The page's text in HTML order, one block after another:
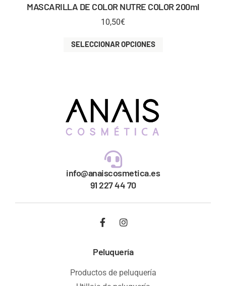
MASCARILLA DE COLOR NUTRE COLOR 200ml
10,50€
SELECCIONAR OPCIONES
info@anaiscosmetica.es
91 227 44 70
Peluquería
Productos de peluquería